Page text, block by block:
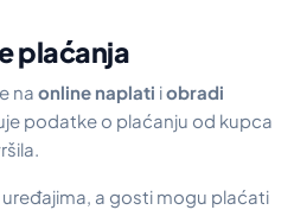
plaćanja
na online naplati iobradi
podatke o plaćanju od kupca
a gosti mogu plaćati